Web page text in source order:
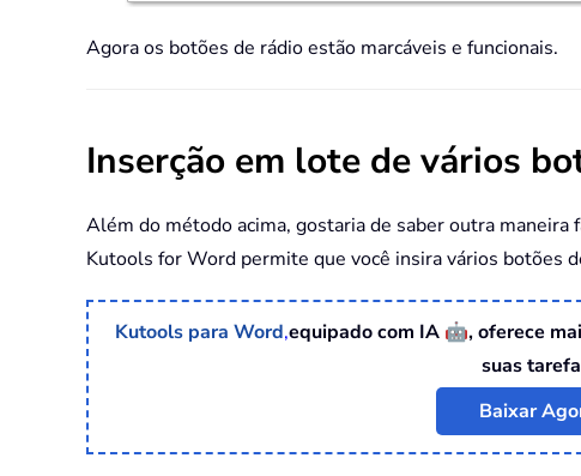
Agora os botões de rádio estão marcáveis e funcionais.
Inserção em lote de vários
Além do método acima, gostaria de saber outra
Kutools for Word permite que você insira vários botões
Kutools para Word,equipado com IA 🤖, oferece
suas
Baixar